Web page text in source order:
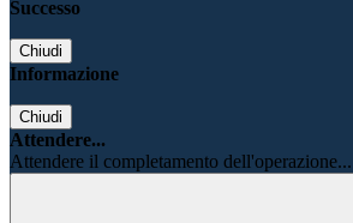
Successo
Chiudi
Informazione
Chiudi
Attendere...
Attendere il completamento dell'operazione...